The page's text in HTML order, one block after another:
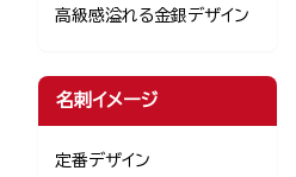
高級感溢れる金銀デザイン
名刺イメージ
定番デザイン